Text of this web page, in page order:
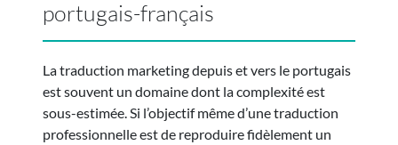
portugais-français
La traduction marketing depuis et vers le portugais
est souvent un domaine dont la complexité est
sous-estimée. Si l’objectif même d’une traduction
professionnelle est de reproduire fidèlement un